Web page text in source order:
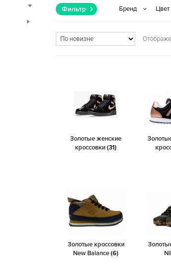
Фильтр
Золотые женские
кроссовки(31)
Золотые кроссовки
New Balance(6)